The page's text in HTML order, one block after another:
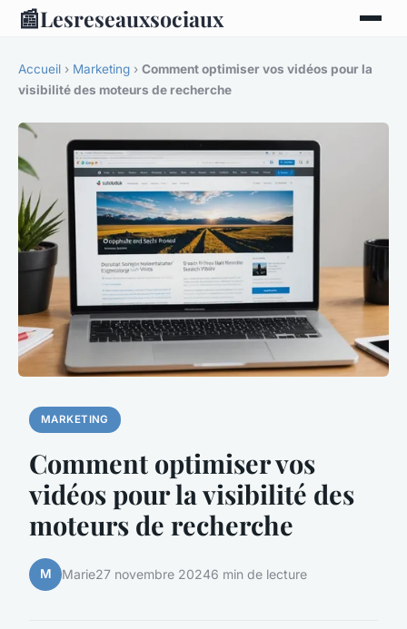
📰Lesreseauxsociaux
Accueil › Marketing › Comment optimiser vos vidéos pour la
visibilité des moteurs de recherche
MARKETING
Comment optimiser vos
vidéos pour la visibilité des
moteurs de recherche
M Marie27 novembre 20246 min de lecture